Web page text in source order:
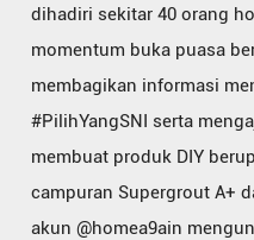
dihadiri sekitar 40 orang
momentum buka puasa
membagikan informasi
#PilihYangSNI serta
membuat produk DIY
campuran Supergrout A+
akun @homea9ain